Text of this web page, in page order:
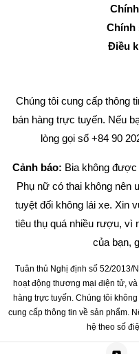
Chính
Điều
Chúng tôi cung cấp thông
bán hàng trực tuyến. Nếu
lòng gọi số +84 90
Cảnh báo: Bia không
Phụ nữ có thai không nên
tuyệt đối không lái xe. Xin
tiêu thụ quá nhiều rượu, vì
của bạn,
Tuân thủ Nghị định số 52/2013/
hoạt động thương mại điện tử,
hàng trực tuyến. Chúng tôi
cung cấp thông tin về sản phẩm.
hệ theo số